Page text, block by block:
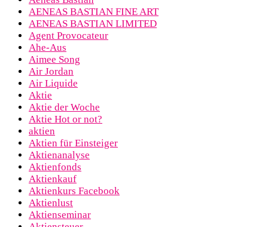
AENEAS BASTIAN FINE ART
AENEAS BASTIAN LIMITED
Agent Provocateur
Ahe-Aus
Aimee Song
Air Jordan
Air Liquide
Aktie
Aktie der Woche
Aktie Hot or not?
aktien
Aktien für Einsteiger
Aktienanalyse
Aktienfonds
Aktienkauf
Aktienkurs Facebook
Aktienlust
Aktienseminar